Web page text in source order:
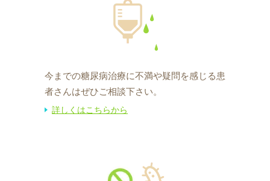
今までの糖尿病治療に不満や疑問を感じる患
者さんはぜひご相談下さい。
詳しくはこちらから